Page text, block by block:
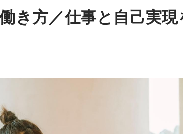
き方／仕事と自己実